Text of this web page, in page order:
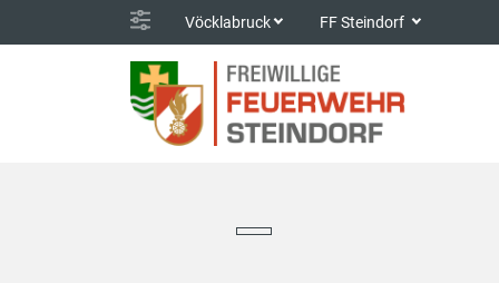
Vöcklabruck FF Steindorf